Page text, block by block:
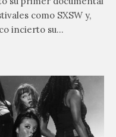
como SXSW y,
incierto su…